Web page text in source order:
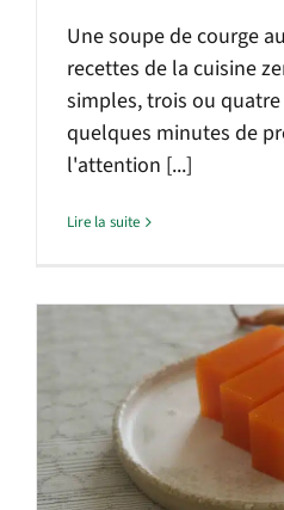
Une soupe de courge
recettes de la cuisine
simples, trois ou
quelques minutes de
l'attention [...]
Lire la suite